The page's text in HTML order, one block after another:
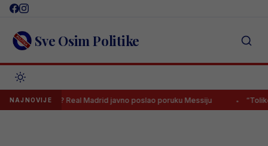
Skip
content Sve Osim Politike
NAJNOVIJE
na svijetu? Real Madrid javno poslao poruku Messiju “Toliko